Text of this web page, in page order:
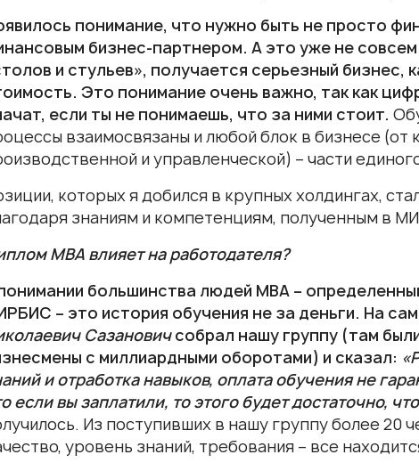
понимание, что нужно быть не просто
бизнес-партнером. А это уже не
и стульев», получается серьезный бизнес,
Это понимание очень важно, так как
если ты не понимаешь, что за ними стоит.
взаимосвязаны и любой блок в бизнесе (от
и управленческой) – части
которых я добился в крупных холдингах,
знаниям и компетенциям, полученным в
МВА влияет на работодателя?
большинства людей МВА –
– это история обучения не за деньги. На
Сазановичсобрал нашу группу (там
с миллиардными оборотами) и сказал:
и отработка навыков, оплата обучения не
если вы заплатили, то этого будет достаточно,
Из поступивших в нашу группу более 20
уровень знаний, требования – все